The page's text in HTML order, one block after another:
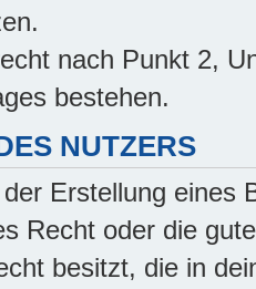
nach Punkt 2,
bestehen.
NUTZERS
Erstellung eines
Recht oder die
besitzt, die in